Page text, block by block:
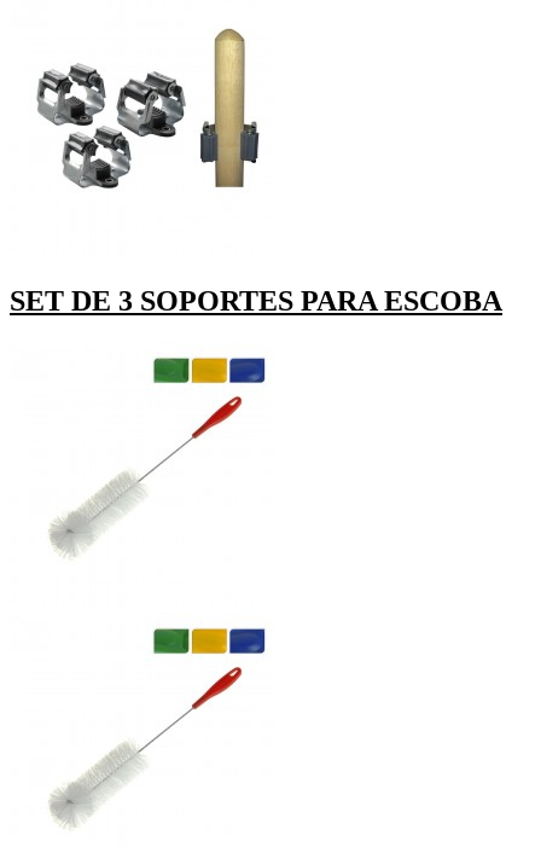
SET DE 3 SOPORTES PARA ESCOBA